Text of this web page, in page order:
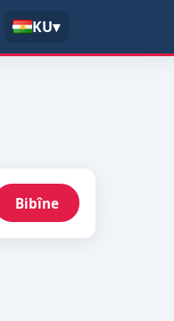
KU▾
Bibîne